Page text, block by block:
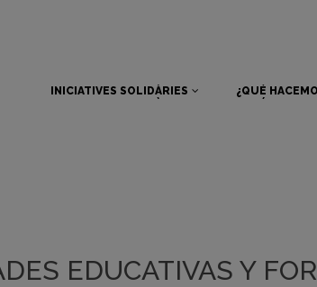
INICIATIVES SOLIDÀRIES
¿QUÉ
EDUCATIVAS Y